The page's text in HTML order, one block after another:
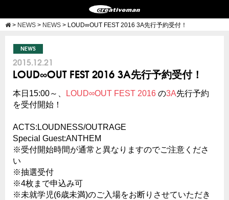
> NEWS > NEWS > LOUD∞OUT FEST 2016 3A先行予約受付！
NEWS
2015.12.21
LOUD∞OUT FEST 2016 3A先行予約受付！
本日15:00～、 LOUD∞OUT FEST 2016 の3A先行予約
を受付開始！
ACTS:LOUDNESS/OUTRAGE
Special Guest:ANTHEM
※受付開始時間が通常と異なりますのでご注意くださ
い
※抽選受付
※4枚まで申込み可
※未就学児(6歳未満)のご入場をお断りさせていただき